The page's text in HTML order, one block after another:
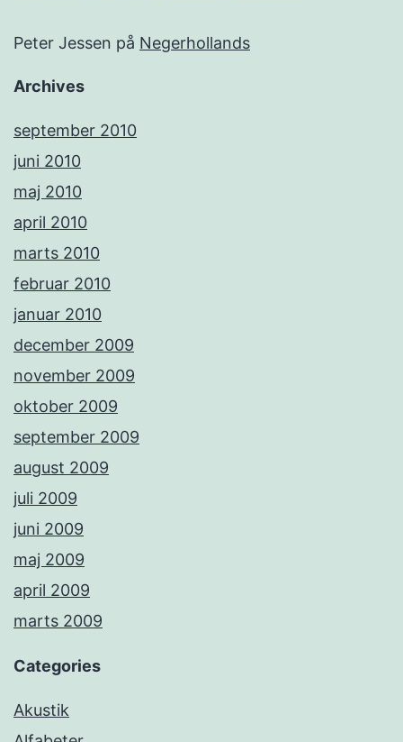
Peter Jessen på Negerhollands
Archives
september 2010
juni 2010
maj 2010
april 2010
marts 2010
februar 2010
januar 2010
december 2009
november 2009
oktober 2009
september 2009
august 2009
juli 2009
juni 2009
maj 2009
april 2009
marts 2009
Categories
Akustik